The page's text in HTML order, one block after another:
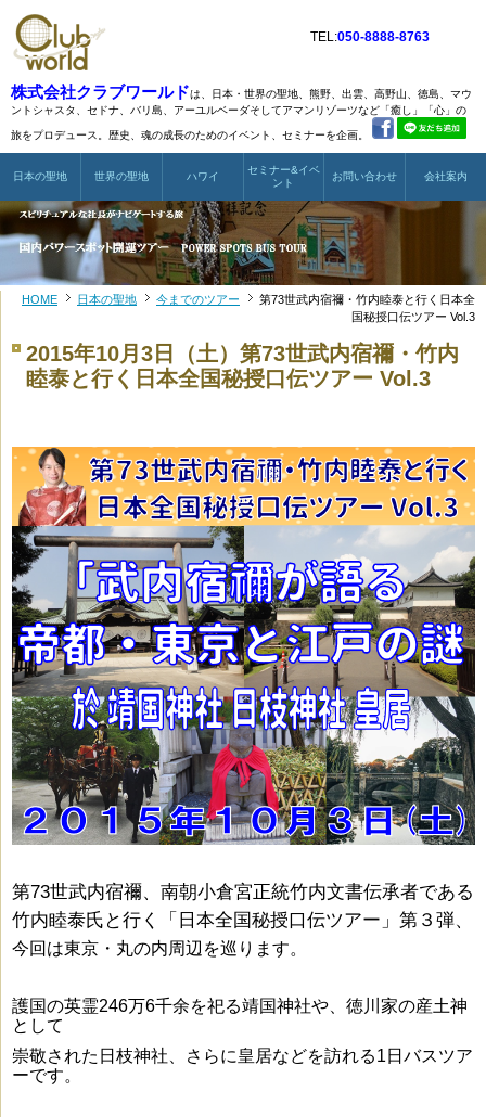
株式会社クラブワールドは、日本・世界の聖地、熊野、出雲、高野山、徳島、マウ
ントシャスタ、 セドナ、バリ島、アーユルベーダそしてアマンリゾーツなど 「癒し」「心」の
旅をプロデュース。歴史、魂の成長のためのイベント、セミナーを企画。
TEL:050-8888-8763
日本の聖地 世界の聖地 ハワイ
セミナー&イベ
ント
お問い合わせ 会社案内
HOME 日本の聖地 今までのツアー
第73世武内宿禰・竹内睦泰と行く日本全
国秘授口伝ツアー Vol.3
2015年10月3日（土）第73世武内宿禰・竹内
睦泰と行く日本全国秘授口伝ツアー Vol.3
第73世武内宿禰、南朝小倉宮正統竹内文書伝承者である
竹内睦泰氏と行く「日本全国秘授口伝ツアー」第３弾、
今回は東京・丸の内周辺を巡ります。
護国の英霊246万6千余を祀る靖国神社や、徳川家の産土神
として
崇敬された 日枝神社、さらに皇居などを訪れる1日バスツア
ーです。